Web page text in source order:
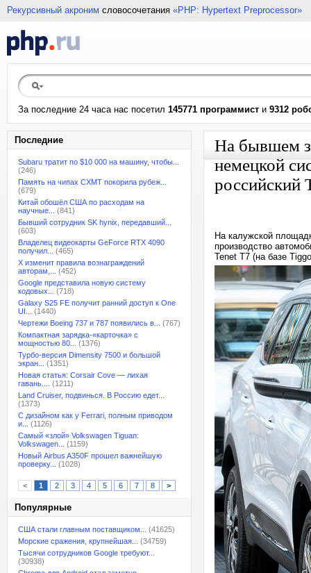
Рекурсивный акроним словосочетания «PHP: Hypertext Preprocessor»
За последние 24 часа нас посетил 145771 программист и 9312
Последние
Subaru тратит по $10 000 на машину, чтобы...
(246)
Память на чипах CXMT покорила рубеж...
(679)
Китай обошёл США по расходам на
научные...
(841)
Бывший сотрудник SK hynix, передавший...
(603)
Владелец видеокарты GeForce RTX 4090
получил...
(465)
X изменит правила вознаграждений
авторам,...
(452)
Google представила новую систему
кодовых...
(718)
Galaxy S25 FE получит ранний доступ к One
UI...
(1440)
Чертежи Boeing 737 и 787 появились в...
(767)
Компактная зарядка-«карточка» с
мощностью 80...
(1376)
Турбо-версия Dimensity 7500 и большой
экран...
(1351)
Новая статья: Corsair Cove — лихая
гавань....
(1211)
Land Cruiser, подвинься. В Россию едет...
(1373)
С дизайном как у Ferrari, полным приводом
и...
(1126)
Самый «злой» Volkswagen Tiguan:
Volkswagen...
(1159)
Новый Airbus A350F прошел важнейшую
проверку...
(1028)
< 1 2 3 4 5 6 7 8 >
Популярные
США стали главным поставщиком...
(41625)
Морские сражения, крупнейшая...
(34759)
Тысячи сотрудников Google требуют...
(30938)
На бывшем
немецкой
российский
На калужской
производство
Tenet T7 (на базе